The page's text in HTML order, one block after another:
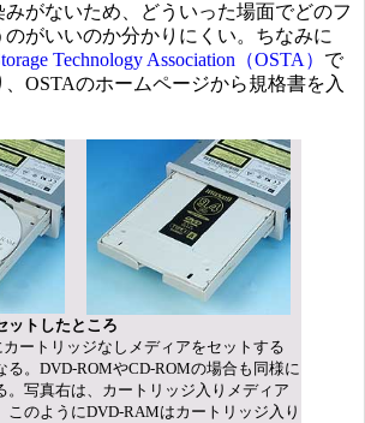
がないため、どういった場面でどのフ
のがいいのか分かりにくい。ちなみに
Technology Association（OSTA） で
OSTAのホームページから規格書を入
ットしたところ
ートリッジなしメディアをセットする
る。DVD-ROMやCD-ROMの場合も同様に
。写真右は、カートリッジ入りメディア
このようにDVD-RAMはカートリッジ入り